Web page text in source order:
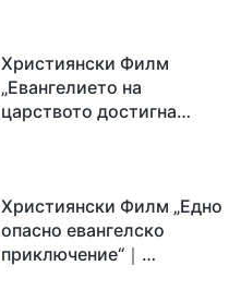
Християнски Филм
„Евангелието на
царството достигна
Християнски Филм „Едно
опасно евангелско
приключение“｜